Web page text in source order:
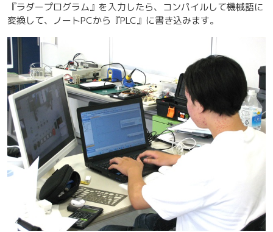
『ラダープログラム』を入力したら、コンパイルして機械語に
変換して、ノートPCから『PLC』に書き込みます。